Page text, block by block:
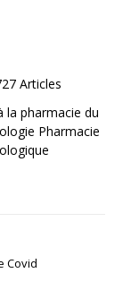
Articles
la pharmacie du
Pharmacie
Covid